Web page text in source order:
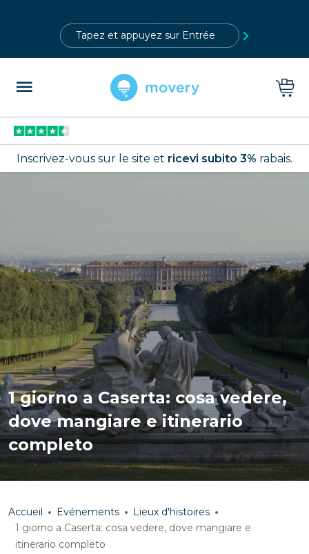
Inscrivez-vous sur le site et ricevi subito 3% rabais.
1 giorno a Caserta: cosa vedere,
dove mangiare e itinerario
completo
Accueil Evénements
Lieux d'histoires
1 giorno a Caserta: cosa vedere, dove mangiare e
itinerario completo